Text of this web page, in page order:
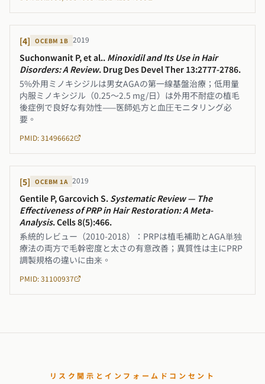
[4] OCEBM 1B 2019
Suchonwanit P, et al.. Minoxidil and Its Use in Hair
Disorders: A Review. Drug Des Devel Ther 13:2777-2786.
5%外用ミノキシジルは男女AGAの第一線基盤治療；低用量
内服ミノキシジル（0.25〜2.5 mg/日）は外用不耐症の植毛
後症例で良好な有効性——医師処方と血圧モニタリング必
要。
PMID: 31496662
[5] OCEBM 1A 2019
Gentile P, Garcovich S. Systematic Review — The
Effectiveness of PRP in Hair Restoration: A Meta-
Analysis.Cells 8(5):466.
系統的レビュー（2010-2018）：PRPは植毛補助とAGA単独
療法の両方で毛幹密度と太さの有意改善；異質性は主にPRP
調製規格の違いに由来。
PMID: 31100937
リスク開示とインフォームドコンセント